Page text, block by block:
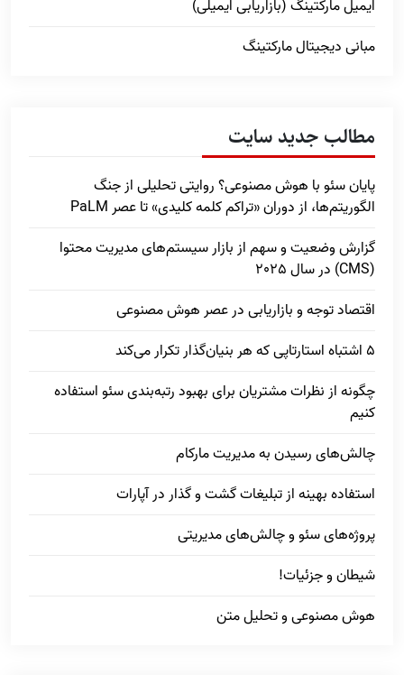
ایمیل مارکتینگ (بازاریابی ایمیلی)
مبانی دیجیتال مارکتینگ
مطالب جدید سایت
پایان سئو با هوش مصنوعی؟ روایتی تحلیلی از جنگ
الگوریتم‌ها، از دوران «تراکم کلمه کلیدی» تا عصر PaLM
گزارش وضعیت و سهم از بازار سیستم‌های مدیریت محتوا
(CMS) در سال 2025
اقتصاد توجه و بازاریابی در عصر هوش مصنوعی
5 اشتباه استارتاپی که هر بنیان‌گذار تکرار می‌کند
چگونه از نظرات مشتریان برای بهبود رتبه‌بندی سئو استفاده
کنیم
چالش‌های رسیدن به مدیریت مارکام
استفاده بهینه از تبلیغات گشت و گذار در آپارات
پروژه‌های سئو و چالش‌های مدیریتی
شیطان و جزئیات!
هوش مصنوعی و تحلیل متن